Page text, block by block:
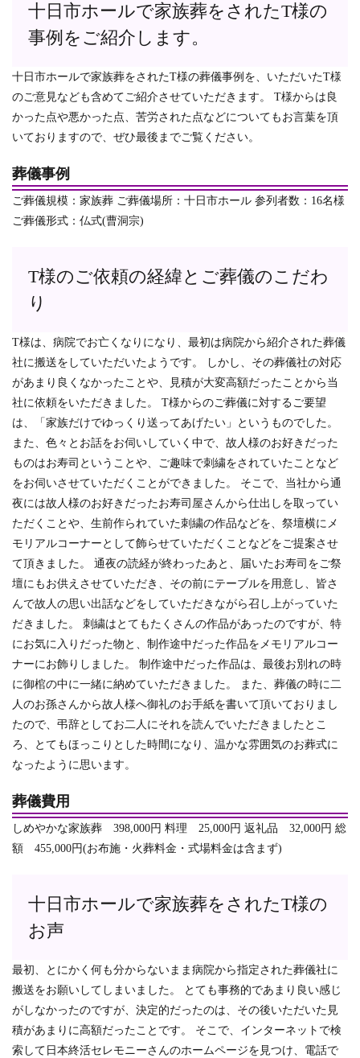
十日市ホールで家族葬をされたT様の
事例をご紹介します。
十日市ホールで家族葬をされたT様の葬儀事例を、いただいたT様
のご意見なども含めてご紹介させていただきます。 T様からは良
かった点や悪かった点、苦労された点などについてもお言葉を頂
いておりますので、ぜひ最後までご覧ください。
葬儀事例
ご葬儀規模：家族葬 ご葬儀場所：十日市ホール 参列者数：16名様
ご葬儀形式：仏式(曹洞宗)
T様のご依頼の経緯とご葬儀のこだわ
り
T様は、病院でお亡くなりになり、最初は病院から紹介された葬儀
社に搬送をしていただいたようです。 しかし、その葬儀社の対応
があまり良くなかったことや、見積が大変高額だったことから当
社に依頼をいただきました。 T様からのご葬儀に対するご要望
は、「家族だけでゆっくり送ってあげたい」というものでした。
また、色々とお話をお伺いしていく中で、故人様のお好きだった
ものはお寿司ということや、ご趣味で刺繍をされていたことなど
をお伺いさせていただくことができました。 そこで、当社から通
夜には故人様のお好きだったお寿司屋さんから仕出しを取ってい
ただくことや、生前作られていた刺繍の作品などを、祭壇横にメ
モリアルコーナーとして飾らせていただくことなどをご提案させ
て頂きました。 通夜の読経が終わったあと、届いたお寿司をご祭
壇にもお供えさせていただき、その前にテーブルを用意し、皆さ
んで故人の思い出話などをしていただきながら召し上がっていた
だきました。 刺繍はとてもたくさんの作品があったのですが、特
にお気に入りだった物と、制作途中だった作品をメモリアルコー
ナーにお飾りしました。 制作途中だった作品は、最後お別れの時
に御棺の中に一緒に納めていただきました。 また、葬儀の時に二
人のお孫さんから故人様へ御礼のお手紙を書いて頂いておりまし
たので、弔辞としてお二人にそれを読んでいただきましたとこ
ろ、とてもほっこりとした時間になり、温かな雰囲気のお葬式に
なったように思います。
葬儀費用
しめやかな家族葬 398,000円 料理 25,000円 返礼品 32,000円 総
額 455,000円(お布施・火葬料金・式場料金は含まず)
十日市ホールで家族葬をされたT様の
お声
最初、とにかく何も分からないまま病院から指定された葬儀社に
搬送をお願いしてしまいました。 とても事務的であまり良い感じ
がしなかったのですが、決定的だったのは、その後いただいた見
積があまりに高額だったことです。 そこで、インターネットで検
索して日本終活セレモニーさんのホームページを見つけ、電話で